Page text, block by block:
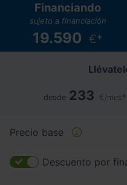
Financiando
sujeto a financiación
19.590 €*
desde 233 €/mes*
Precio base
Descuento por